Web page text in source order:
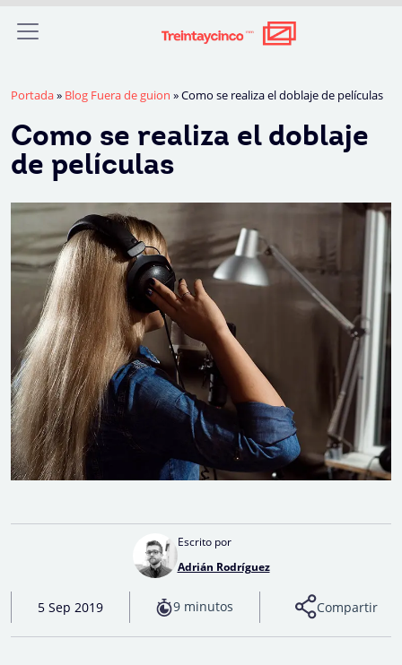
Portada» Blog Fuera de guion »Como se realiza el doblaje de películas
Como se realiza el doblaje
de películas
Escrito por
Adrián Rodríguez
5 Sep 2019 9 minutos Compartir